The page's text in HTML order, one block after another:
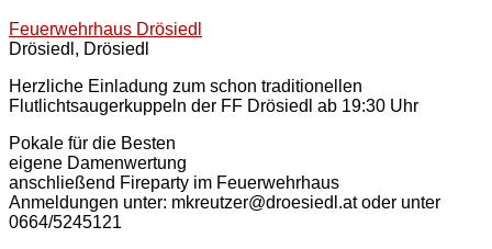
Feuerwehrhaus Drösiedl
Drösiedl, Drösiedl
Herzliche Einladung zum schon traditionellen
Flutlichtsaugerkuppeln der FF Drösiedl ab 19:30 Uhr
Pokale für die Besten
eigene Damenwertung
anschließend Fireparty im Feuerwehrhaus
Anmeldungen unter: mkreutzer@droesiedl.at oder unter
0664/5245121